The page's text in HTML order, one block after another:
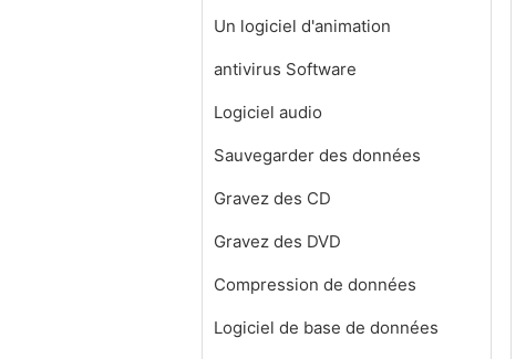
Un logiciel d'animation
antivirus Software
Logiciel audio
Sauvegarder des données
Gravez des CD
Gravez des DVD
Compression de données
Logiciel de base de données